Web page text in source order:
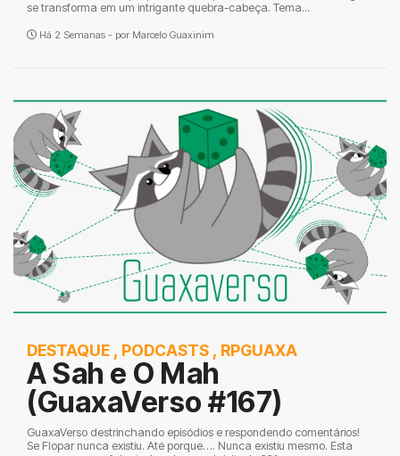
se transforma em um intrigante quebra-cabeça. Tema...
Há 2 Semanas - por Marcelo Guaxinim
DESTAQUE , PODCASTS , RPGUAXA
A Sah e O Mah
(GuaxaVerso #167)
GuaxaVerso destrinchando episódios e respondendo comentários!
Se Flopar nunca existiu. Até porque…. Nunca existiu mesmo. Esta